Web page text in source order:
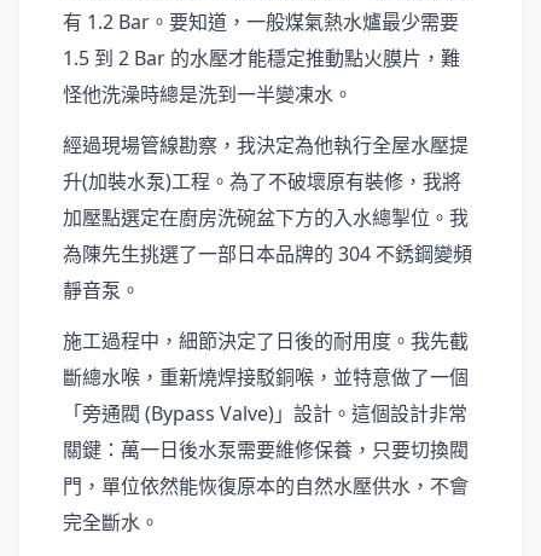
有 1.2 Bar。要知道，一般煤氣熱水爐最少需要
1.5 到 2 Bar 的水壓才能穩定推動點火膜片，難
怪他洗澡時總是洗到一半變凍水。
經過現場管線勘察，我決定為他執行全屋水壓提
升(加裝水泵)工程。為了不破壞原有裝修，我將
加壓點選定在廚房洗碗盆下方的入水總掣位。我
為陳先生挑選了一部日本品牌的 304 不銹鋼變頻
靜音泵。
施工過程中，細節決定了日後的耐用度。我先截
斷總水喉，重新燒焊接駁銅喉，並特意做了一個
「旁通閥 (Bypass Valve)」設計。這個設計非常
關鍵：萬一日後水泵需要維修保養，只要切換閥
門，單位依然能恢復原本的自然水壓供水，不會
完全斷水。